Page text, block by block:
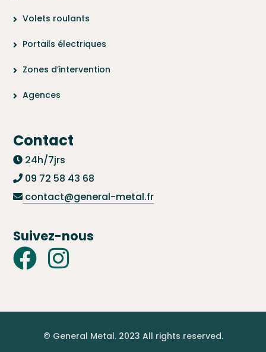
Volets roulants
Portails électriques
Zones d’intervention
Agences
Contact
24h/7jrs
09 72 58 43 68
contact@general-metal.fr
Suivez-nous
© General Metal. 2023 All rights reserved.